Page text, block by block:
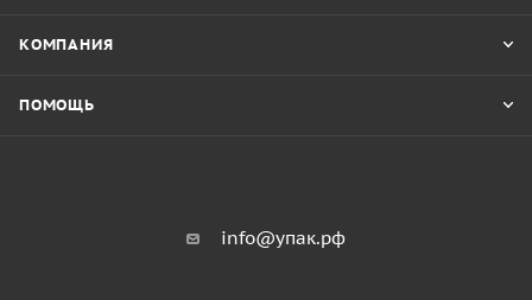
КОМПАНИЯ
ПОМОЩЬ
info@упак.рф